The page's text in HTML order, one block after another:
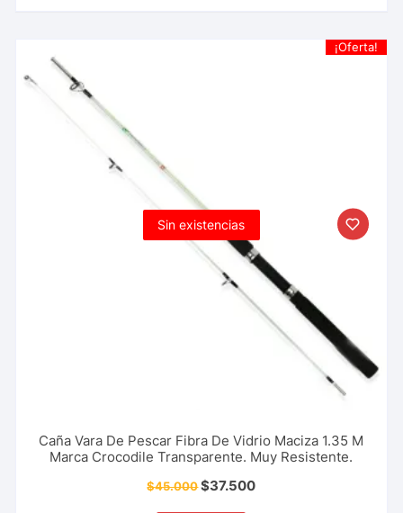
Sin existencias
¡Oferta!
Caña Vara De Pescar Fibra De Vidrio Maciza 1.35 M
Marca Crocodile Transparente. Muy Resistente.
$45.000$37.500